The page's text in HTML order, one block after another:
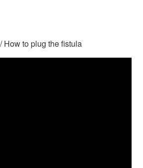
How to plug the fistula